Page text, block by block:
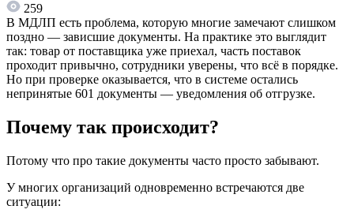
259
В МДЛП есть проблема, которую многие замечают слишком
поздно — зависшие документы. На практике это выглядит
так: товар от поставщика уже приехал, часть поставок
проходит привычно, сотрудники уверены, что всё в порядке.
Но при проверке оказывается, что в системе остались
непринятые 601 документы — уведомления об отгрузке.
Почему так происходит?
Потому что про такие документы часто просто забывают.
У многих организаций одновременно встречаются две
ситуации: